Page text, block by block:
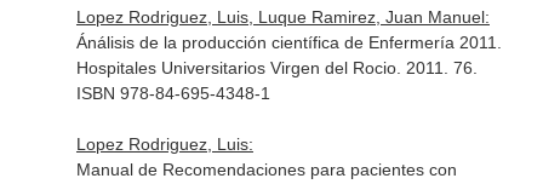
Lopez Rodriguez, Luis, Luque Ramirez, Juan Manuel:
Ánálisis de la producción científica de Enfermería 2011.
Hospitales Universitarios Virgen del Rocio. 2011. 76.
ISBN 978-84-695-4348-1
Lopez Rodriguez, Luis:
Manual de Recomendaciones para pacientes con